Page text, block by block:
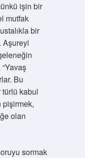
işin bir
mutfak
bir
Aşureyi
Bu
türlü kabul
pişirmek,
olan
sormak